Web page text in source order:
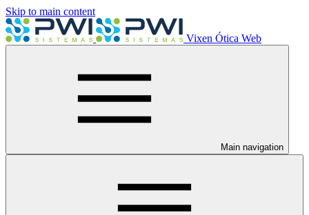
Skip to main content
Vixen Ótica Web
Main navigation